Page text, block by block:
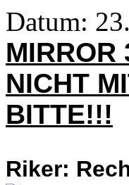
Datum:
MIRROR
NICHT
BITTE!!!
Riker: